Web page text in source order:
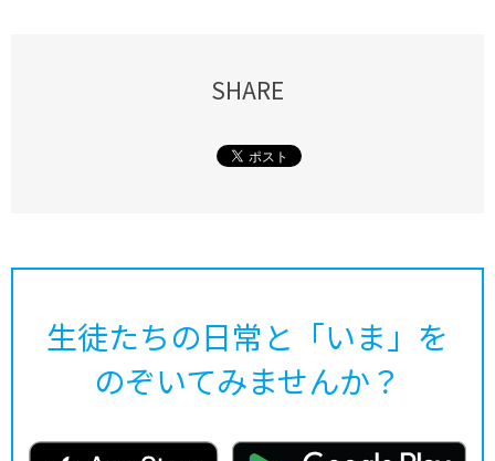
SHARE
生徒たちの日常と「いま」を
のぞいてみませんか？